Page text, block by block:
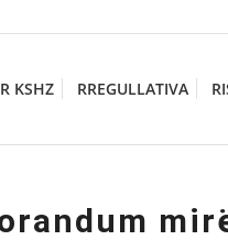
KSHZ RREGULLATIVA